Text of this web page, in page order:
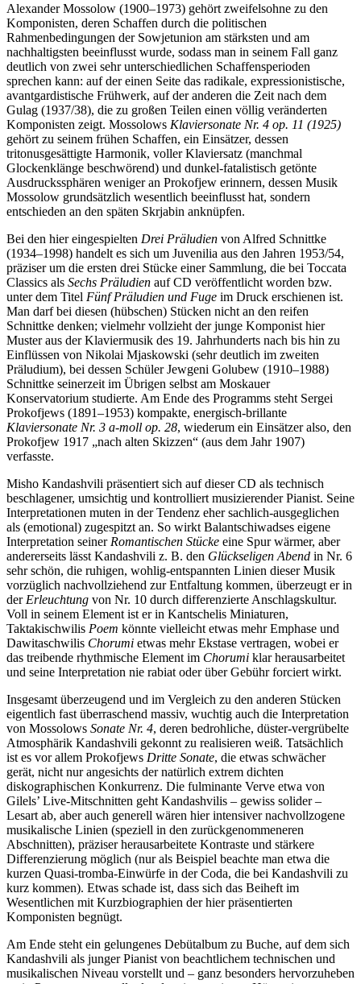
Alexander Mossolow (1900–1973) gehört zweifelsohne zu den
Komponisten, deren Schaffen durch die politischen
Rahmenbedingungen der Sowjetunion am stärksten und am
nachhaltigsten beeinflusst wurde, sodass man in seinem Fall ganz
deutlich von zwei sehr unterschiedlichen Schaffensperioden
sprechen kann: auf der einen Seite das radikale, expressionistische,
avantgardistische Frühwerk, auf der anderen die Zeit nach dem
Gulag (1937/38), die zu großen Teilen einen völlig veränderten
Komponisten zeigt. Mossolows Klaviersonate Nr. 4 op. 11 (1925)
gehört zu seinem frühen Schaffen, ein Einsätzer, dessen
tritonusgesättigte Harmonik, voller Klaviersatz (manchmal
Glockenklänge beschwörend) und dunkel-fatalistisch getönte
Ausdruckssphären weniger an Prokofjew erinnern, dessen Musik
Mossolow grundsätzlich wesentlich beeinflusst hat, sondern
entschieden an den späten Skrjabin anknüpfen.
Bei den hier eingespielten Drei Präludien von Alfred Schnittke
(1934–1998) handelt es sich um Juvenilia aus den Jahren 1953/54,
präziser um die ersten drei Stücke einer Sammlung, die bei Toccata
Classics als Sechs Präludien auf CD veröffentlicht worden bzw.
unter dem Titel Fünf Präludien und Fuge im Druck erschienen ist.
Man darf bei diesen (hübschen) Stücken nicht an den reifen
Schnittke denken; vielmehr vollzieht der junge Komponist hier
Muster aus der Klaviermusik des 19. Jahrhunderts nach bis hin zu
Einflüssen von Nikolai Mjaskowski (sehr deutlich im zweiten
Präludium), bei dessen Schüler Jewgeni Golubew (1910–1988)
Schnittke seinerzeit im Übrigen selbst am Moskauer
Konservatorium studierte. Am Ende des Programms steht Sergei
Prokofjews (1891–1953) kompakte, energisch-brillante
Klaviersonate Nr. 3 a-moll op. 28, wiederum ein Einsätzer also, den
Prokofjew 1917 „nach alten Skizzen“ (aus dem Jahr 1907)
verfasste.
Misho Kandashvili präsentiert sich auf dieser CD als technisch
beschlagener, umsichtig und kontrolliert musizierender Pianist. Seine
Interpretationen muten in der Tendenz eher sachlich-ausgeglichen
als (emotional) zugespitzt an. So wirkt Balantschiwadses eigene
Interpretation seiner Romantischen Stücke eine Spur wärmer, aber
andererseits lässt Kandashvili z. B. den Glückseligen Abend in Nr. 6
sehr schön, die ruhigen, wohlig-entspannten Linien dieser Musik
vorzüglich nachvollziehend zur Entfaltung kommen, überzeugt er in
der Erleuchtung von Nr. 10 durch differenzierte Anschlagskultur.
Voll in seinem Element ist er in Kantschelis Miniaturen,
Taktakischwilis Poem könnte vielleicht etwas mehr Emphase und
Dawitaschwilis Chorumi etwas mehr Ekstase vertragen, wobei er
das treibende rhythmische Element im Chorumi klar herausarbeitet
und seine Interpretation nie rabiat oder über Gebühr forciert wirkt.
Insgesamt überzeugend und im Vergleich zu den anderen Stücken
eigentlich fast überraschend massiv, wuchtig auch die Interpretation
von Mossolows Sonate Nr. 4, deren bedrohliche, düster-vergrübelte
Atmosphärik Kandashvili gekonnt zu realisieren weiß. Tatsächlich
ist es vor allem Prokofjews Dritte Sonate, die etwas schwächer
gerät, nicht nur angesichts der natürlich extrem dichten
diskographischen Konkurrenz. Die fulminante Verve etwa von
Gilels’ Live-Mitschnitten geht Kandashvilis – gewiss solider –
Lesart ab, aber auch generell wären hier intensiver nachvollzogene
musikalische Linien (speziell in den zurückgenommeneren
Abschnitten), präziser herausarbeitete Kontraste und stärkere
Differenzierung möglich (nur als Beispiel beachte man etwa die
kurzen Quasi-tromba-Einwürfe in der Coda, die bei Kandashvili zu
kurz kommen). Etwas schade ist, dass sich das Beiheft im
Wesentlichen mit Kurzbiographien der hier präsentierten
Komponisten begnügt.
Am Ende steht ein gelungenes Debütalbum zu Buche, auf dem sich
Kandashvili als junger Pianist von beachtlichem technischen und
musikalischen Niveau vorstellt und – ganz besonders hervorzuheben